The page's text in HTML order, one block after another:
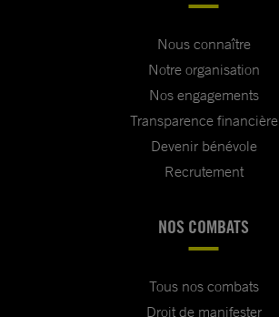
Nous connaître
Notre organisation
Nos engagements
Transparence financière
Devenir bénévole
Recrutement
NOS COMBATS
Tous nos combats
Droit de manifester